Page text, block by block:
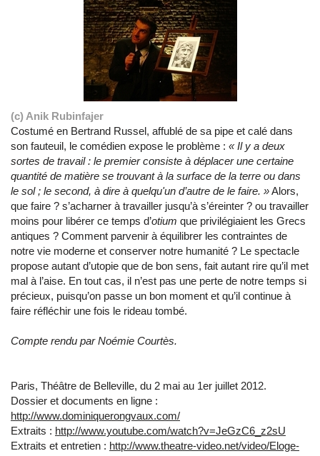
(c) Anik Rubinfajer
Costumé en Bertrand Russel, affublé de sa pipe et calé dans
son fauteuil, le comédien expose le problème : « Il y a deux
sortes de travail : le premier consiste à déplacer une certaine
quantité de matière se trouvant à la surface de la terre ou dans
le sol ; le second, à dire à quelqu'un d’autre de le faire. »Alors,
que faire ? s’acharner à travailler jusqu’à s’éreinter ? ou travailler
moins pour libérer ce temps d’otium que privilégiaient les Grecs
antiques ? Comment parvenir à équilibrer les contraintes de
notre vie moderne et conserver notre humanité ? Le spectacle
propose autant d’utopie que de bon sens, fait autant rire qu’il met
mal à l’aise. En tout cas, il n’est pas une perte de notre temps si
précieux, puisqu’on passe un bon moment et qu’il continue à
faire réfléchir une fois le rideau tombé.
Compte rendu par Noémie Courtès.
Paris, Théâtre de Belleville, du 2 mai au 1er juillet 2012.
Dossier et documents en ligne :
http://www.dominiquerongvaux.com/
Extraits : http://www.youtube.com/watch?v=JeGzC6_z2sU
Extraits et entretien : http://www.theatre-video.net/video/Eloge-